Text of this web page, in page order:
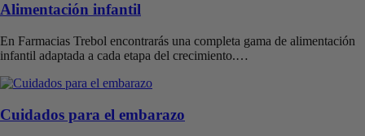
Alimentación infantil
En Farmacias Trebol encontrarás una completa gama de alimentación
infantil adaptada a cada etapa del crecimiento.…
Cuidados para el embarazo